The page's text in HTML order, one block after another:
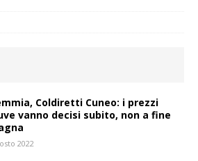
Coldiretti Cuneo: i prezzi
vanno decisi subito, non a fine
2022